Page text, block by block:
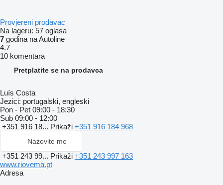
Provjereni prodavac
Na lageru: 57 oglasa
7 godina na Autoline
4.7
10 komentara
Pretplatite se na prodavca
Luís Costa
Jezici: portugalski, engleski
Pon - Pet 09:00 - 18:30
Sub 09:00 - 12:00
+351 916 18... Prikaži +351 916 184 968
Nazovite me
+351 243 99... Prikaži +351 243 997 163
www.riovema.pt
Adresa